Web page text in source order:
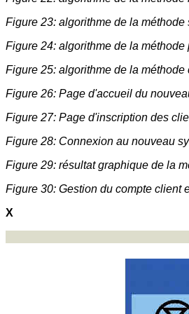
Figure 23: algorithme de la méthode
Figure 24: algorithme de la méthode
Figure 25: algorithme de la méthode
Figure 26: Page d'accueil du
Figure 27: Page d'inscription des
Figure 28: Connexion au nouveau
Figure 29: résultat graphique de la
Figure 30: Gestion du compte client
X